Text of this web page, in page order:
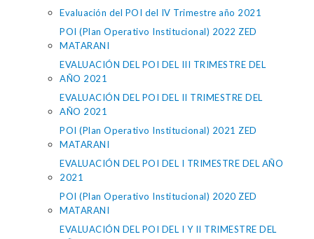
Evaluación del POI del IV Trimestre año 2021
POI (Plan Operativo Institucional) 2022 ZED
MATARANI
EVALUACIÓN DEL POI DEL III TRIMESTRE DEL
AÑO 2021
EVALUACIÓN DEL POI DEL II TRIMESTRE DEL
AÑO 2021
POI (Plan Operativo Institucional) 2021 ZED
MATARANI
EVALUACIÓN DEL POI DEL I TRIMESTRE DEL AÑO
2021
POI (Plan Operativo Institucional) 2020 ZED
MATARANI
EVALUACIÓN DEL POI DEL I Y II TRIMESTRE DEL